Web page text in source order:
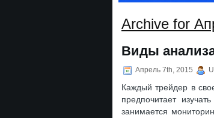
Archive for
Виды
Апрель 7th, 2015
Каждый трейдер в
предпочитает
занимается